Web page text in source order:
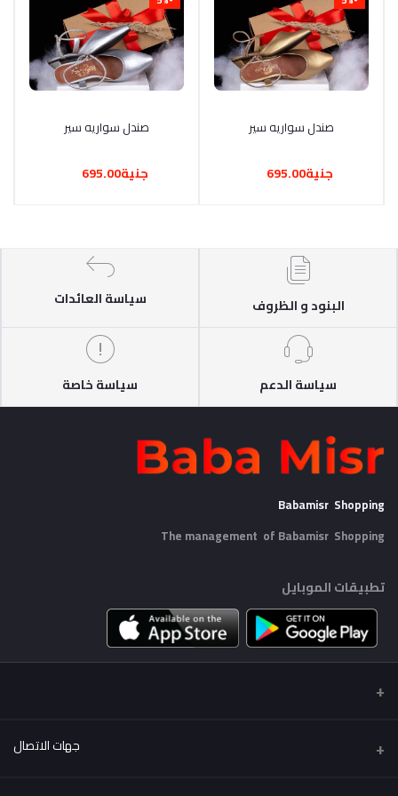
أضف إلى السلة
صندل سواريه سير
جنية695.00
أضف إلى السلة
صندل سواريه سير
جنية695.00
البنود و الظروف سياسة العائدات
سياسة الدعم سياسة خاصة
Babamisr Shopping
The management of Babamisr Shopping
تطبيقات الموبايل
جهات الاتصال